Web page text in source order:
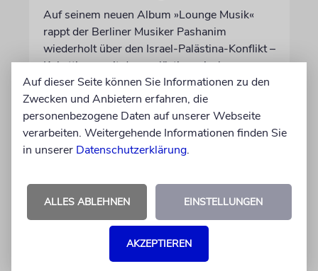
Auf seinem neuen Album »Lounge Musik«
rappt der Berliner Musiker Pashanim
wiederholt über den Israel-Palästina-Konflikt –
Kokettieren mit dem palästinensischen
Terrorismus inklusive
von Lennart Wilsch
07.08.2026
Auf dieser Seite können Sie Informationen zu den
Zwecken und Anbietern erfahren, die
personenbezogene Daten auf unserer Webseite
verarbeiten. Weitergehende Informationen finden Sie
in unserer Datenschutzerklärung.
ALLES ABLEHNEN EINSTELLUNGEN
AKZEPTIEREN